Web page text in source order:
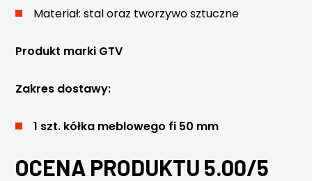
Materiał: stal oraz tworzywo sztuczne
Produkt marki GTV
Zakres dostawy:
1 szt. kółka meblowego fi 50 mm
OCENA PRODUKTU 5.00/5